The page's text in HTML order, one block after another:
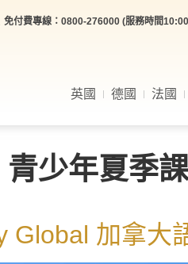
免付費專線：0800-276000 (服務時間
英國 德國 法國
青少年夏季
Global 加拿大